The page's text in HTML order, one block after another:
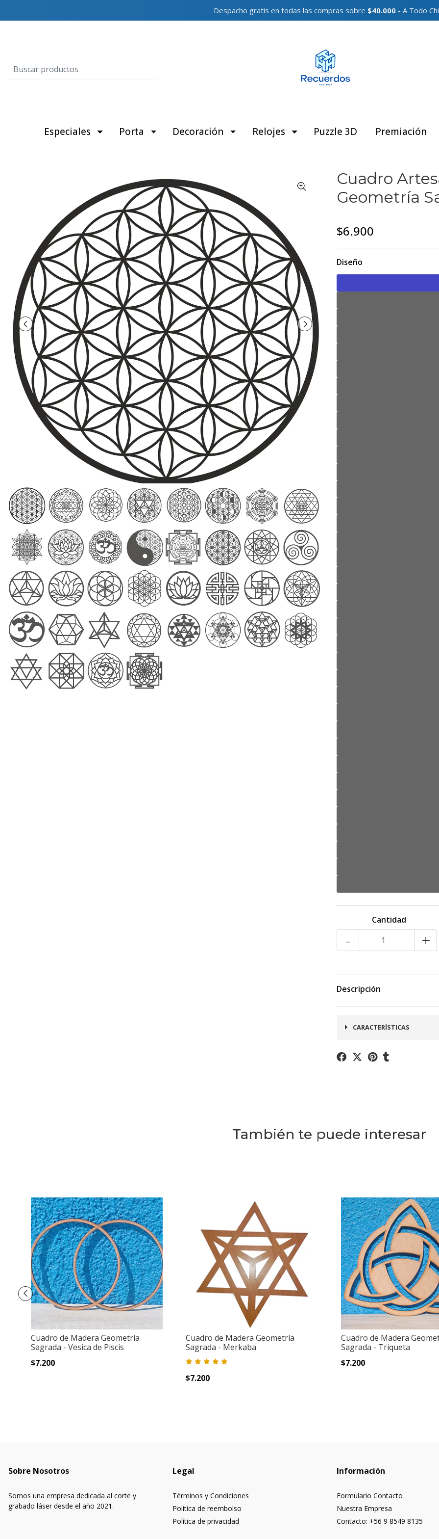
Despacho gratis en todas las compras sobre $40.000 - A Todo
Especiales Porta Decoración Relojes Puzzle 3D Premiación
Cuadro
Geometría
$6.900
Diseño
Cantidad
- +
Descripción
CARACTERÍSTICAS
- Dimensiones: 31 x 31
También te puede interesar
Cuadro de Madera Geometría
Sagrada - Vesica de Piscis
$7.200
Cuadro de Madera Geometría
Sagrada - Merkaba
$7.200
Cuadro de Madera
Sagrada - Triqueta
$7.200
Sobre Nosotros
Somos una empresa dedicada al corte y
grabado láser desde el año 2021.
Legal
Términos y Condiciones
Política de reembolso
Política de privacidad
Información
Formulario Contacto
Nuestra Empresa
Contacto: +56 9 8549 8135